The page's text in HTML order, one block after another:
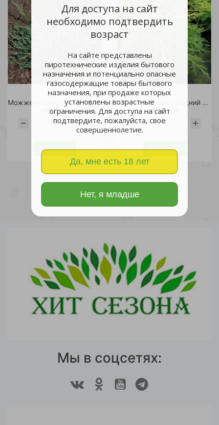
Для доступа на сайт
необходимо подтвердить
возраст
На сайте представлены
пиротехнические изделия бытового
назначения и потенциально опасные
газосодержащие товары бытового
назначения, при продаже которых
установлены возрастные
ограничения. Для доступа на сайт
подтвердите, пожалуйста, свое
совершеннолетие.
Да, мне есть 18 лет
Нет, я младше
Можжевельник горизонтальный Джейд Ривер С10шт/Juniperus horizontalis Jade River
3 050 руб.
В корзину
Можжевельник средний Голдкиссен С20 1шт/Juniperus media Goldkissen
7 800 руб.
В корзину
Мы в соцсетях: